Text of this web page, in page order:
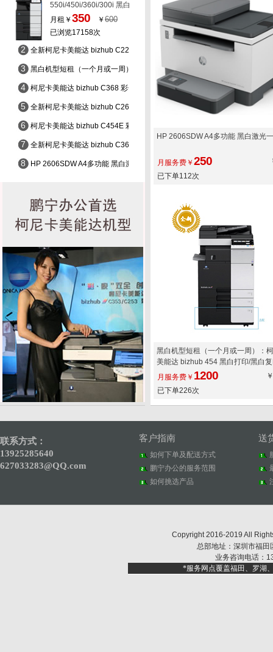
550i/450i/360i/300i 黑白
打印/黑白复印/彩色扫描
月租￥ 350 ￥ 600
已浏览17158次
2 全新柯尼卡美能达 bizhub C226 彩色打印/彩色复印/彩色扫描
3 黑白机型短租（一个月或一周）：柯尼卡美能达 bizhub 454 黑白打印/黑白
4 柯尼卡美能达 bizhub C368 彩色打印/彩色复印/彩色扫描
5 全新柯尼卡美能达 bizhub C266 彩色打印/彩色复印/彩色扫描
6 柯尼卡美能达 bizhub C454E 彩色打印/复印/彩色扫描
7 全新柯尼卡美能达 bizhub C368 彩色打印/彩色复印/彩色扫描
8 HP 2606SDW A4多功能 黑白激光一体机
HP 2606SDW A4多功能 黑白激光
月服务费￥ 250
已下单112次
黑白机型短租（一个月或一周）：
美能达 bizhub 454 黑白打印/黑白
色扫描
月服务费￥ 1200
￥
已下单226次
联系方式：
13925285640
627033283@QQ.com
客户指南
如何下单及配送方式
鹏宁办公的服务范围
如何挑选产品
送
Copyright 2016-2019 All
总部地址：深圳市福
业务咨询电话：
*服务网点覆盖福田、罗湖